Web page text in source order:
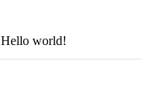
Hello world!